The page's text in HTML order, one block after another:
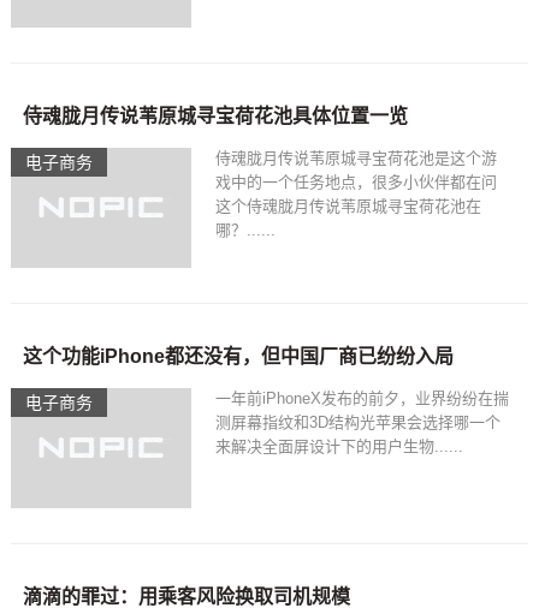
电子商务
侍魂胧月传说苇原城寻宝荷花池具体位置一览
侍魂胧月传说苇原城寻宝荷花池是这个游
戏中的一个任务地点，很多小伙伴都在问
这个侍魂胧月传说苇原城寻宝荷花池在
哪？......
电子商务
这个功能iPhone都还没有，但中国厂商已纷纷入局
一年前iPhoneX发布的前夕，业界纷纷在揣
测屏幕指纹和3D结构光苹果会选择哪一个
来解决全面屏设计下的用户生物......
滴滴的罪过：用乘客风险换取司机规模